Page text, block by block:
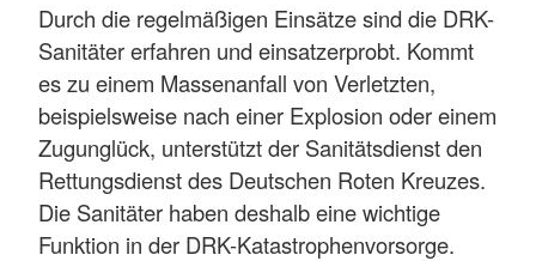
Durch die regelmäßigen Einsätze sind die DRK-
Sanitäter erfahren und einsatzerprobt. Kommt
es zu einem Massenanfall von Verletzten,
beispielsweise nach einer Explosion oder einem
Zugunglück, unterstützt der Sanitätsdienst den
Rettungsdienst des Deutschen Roten Kreuzes.
Die Sanitäter haben deshalb eine wichtige
Funktion in der DRK-Katastrophenvorsorge.